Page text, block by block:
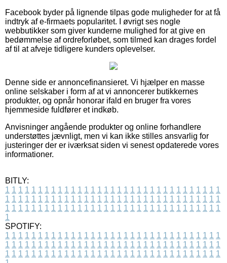
Facebook byder på lignende tilpas gode muligheder for at få
indtryk af e-firmaets popularitet. I øvrigt ses nogle
webbutikker som giver kunderne mulighed for at give en
bedømmelse af ordreforløbet, som tilmed kan drages fordel
af til at afveje tidligere kunders oplevelser.
Denne side er annoncefinansieret. Vi hjælper en masse
online selskaber i form af at vi annoncerer butikkernes
produkter, og opnår honorar ifald en bruger fra vores
hjemmeside fuldfører et indkøb.
Anvisninger angående produkter og online forhandlere
understøttes jævnligt, men vi kan ikke stilles ansvarlig for
justeringer der er iværksat siden vi senest opdaterede vores
informationer.
BITLY:
1 1 1 1 1 1 1 1 1 1 1 1 1 1 1 1 1 1 1 1 1 1 1 1 1 1 1 1 1 1 1 1 1
1 1 1 1 1 1 1 1 1 1 1 1 1 1 1 1 1 1 1 1 1 1 1 1 1 1 1 1 1 1 1 1 1
1 1 1 1 1 1 1 1 1 1 1 1 1 1 1 1 1 1 1 1 1 1 1 1 1 1 1 1 1 1 1 1 1
1
SPOTIFY:
1 1 1 1 1 1 1 1 1 1 1 1 1 1 1 1 1 1 1 1 1 1 1 1 1 1 1 1 1 1 1 1 1
1 1 1 1 1 1 1 1 1 1 1 1 1 1 1 1 1 1 1 1 1 1 1 1 1 1 1 1 1 1 1 1 1
1 1 1 1 1 1 1 1 1 1 1 1 1 1 1 1 1 1 1 1 1 1 1 1 1 1 1 1 1 1 1 1 1